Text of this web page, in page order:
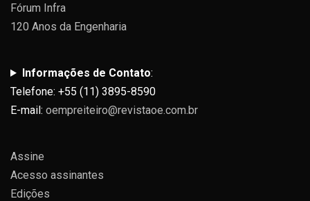
Fórum Infra
120 Anos da Engenharia
Informações de Contato:
Telefone: +55 (11) 3895-8590
E-mail: oempreiteiro@revistaoe.com.br
Assine
Acesso assinantes
Edições